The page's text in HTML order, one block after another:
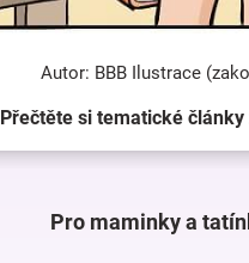
Autor: BBB Ilustrace
Přečtěte si tematické články
Pro maminky a